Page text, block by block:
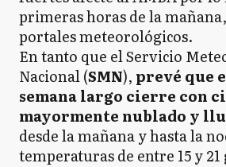
primeras horas de la
portales meteorológicos.
En tanto que el Servicio
Nacional (SMN), prevé que
semana largo cierre con
mayormente nublado y
desde la mañana y hasta la
temperaturas de entre 15 y 21